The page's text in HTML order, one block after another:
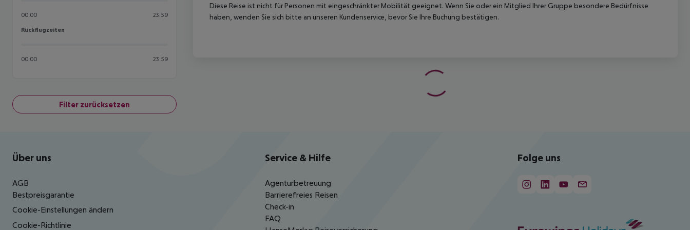
00:00 23:59
Rückflugzeiten
Rückflugzeiten
00:00 23:59
Filter zurücksetzen
Diese Reise ist nicht für Personen mit eingeschränkter Mobilität geeignet. Wenn Sie oder ein Mitglied Ihrer Gruppe besondere Bedürfnisse
haben, wenden Sie sich bitte an unseren Kundenservice, bevor Sie Ihre Buchung bestätigen.
Footer navigation
Über uns
AGB
Bestpreisgarantie
Cookie-Einstellungen ändern
Cookie-Richtlinie
Service & Hilfe
Agenturbetreuung
Barrierefreies Reisen
Check-in
FAQ
Folge uns